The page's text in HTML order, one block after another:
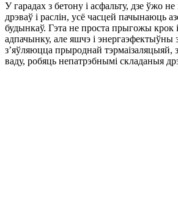
У гарадах з бетону і асфальту, дзе ўжо
дрэваў і раслін, усё часцей пачынаюць
будынкаў. Гэта не проста прыгожы крок
адпачынку, але яшчэ і энергаэфектыўны
з’яўляюцца прыроднай
ваду, робяць непатрэбнымі складаныя